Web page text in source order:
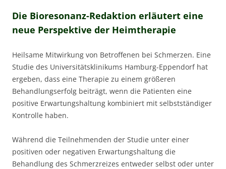
Die Bioresonanz-Redaktion erläutert eine
neue Perspektive der Heimtherapie
Heilsame Mitwirkung von Betroffenen bei Schmerzen. Eine
Studie des Universitätsklinikums Hamburg-Eppendorf hat
ergeben, dass eine Therapie zu einem größeren
Behandlungserfolg beiträgt, wenn die Patienten eine
positive Erwartungshaltung kombiniert mit selbstständiger
Kontrolle haben.
Während die Teilnehmenden der Studie unter einer
positiven oder negativen Erwartungshaltung die
Behandlung des Schmerzreizes entweder selbst oder unter